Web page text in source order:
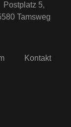
Postplatz 5,
Tamsweg
Kontakt